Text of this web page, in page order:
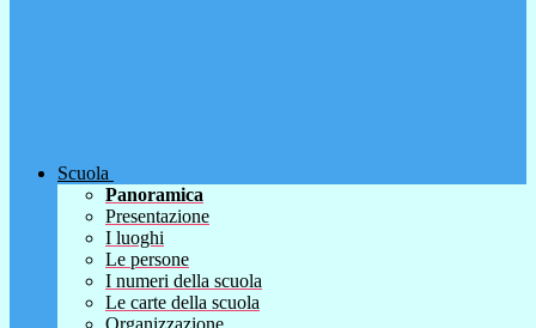
Scuola
Panoramica
Presentazione
I luoghi
Le persone
I numeri della scuola
Le carte della scuola